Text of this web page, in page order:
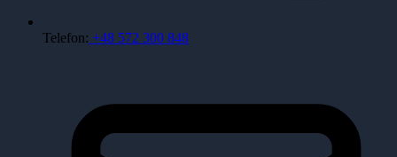
Telefon: +48 572 300 848